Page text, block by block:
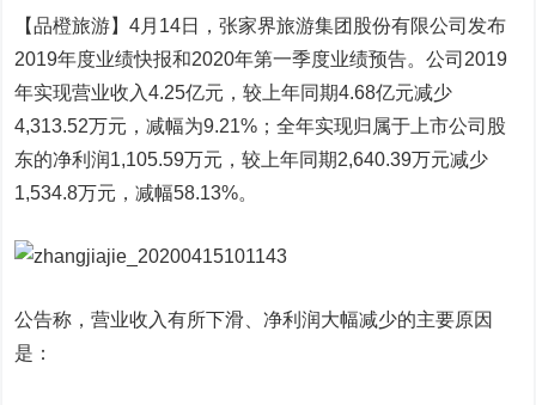
【品橙旅游】4月14日，张家界旅游集团股份有限公司发布
2019年度业绩快报和2020年第一季度业绩预告。公司2019
年实现营业收入4.25亿元，较上年同期4.68亿元减少
4,313.52万元，减幅为9.21%；全年实现归属于上市公司股
东的净利润1,105.59万元，较上年同期2,640.39万元减少
1,534.8万元，减幅58.13%。
公告称，营业收入有所下滑、净利润大幅减少的主要原因
是：